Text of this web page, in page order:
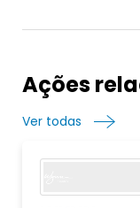
2021, seu
destinos de
Oak. Seus
viajantes de
convenções,
reuniões. A
Ações
Ver todas